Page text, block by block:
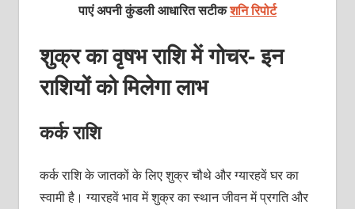
पाएं अपनी कुंडली आधारित सटीकशनि रिपोर्ट
शुक्र का वृषभ राशि में गोचर- इन
राशियों को मिलेगा लाभ
कर्क राशि
कर्क राशि के जातकों के लिए शुक्र चौथे और ग्यारहवें घर का
स्वामी है। ग्यारहवें भाव में शुक्र का स्थान जीवन में प्रगति और